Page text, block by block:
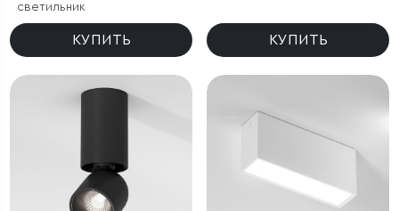
светильник
КУПИТЬ КУПИТЬ